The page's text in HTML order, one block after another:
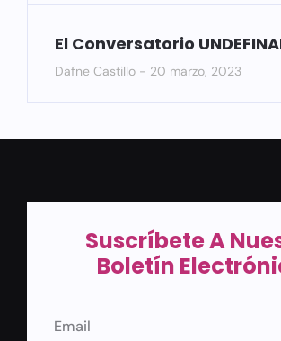
El Conversatorio
Dafne Castillo 20 marzo, 2023
Suscríbete A
Boletín